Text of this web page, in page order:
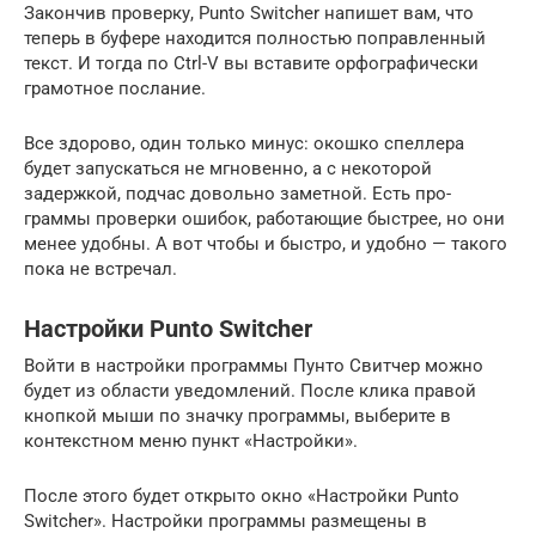
Закончив проверку, Punto Switcher напишет вам, что
теперь в буфере находится полностью поправленный
текст. И тогда по Ctrl-V вы вставите орфографически
грамотное послание.
Все здорово, один только минус: окошко спел­лера
будет запускаться не мгновенно, а с некоторой
задержкой, подчас довольно заметной. Есть про­
граммы проверки ошибок, работающие быстрее, но они
менее удобны. А вот чтобы и быстро, и удобно — такого
пока не встречал.
Настройки Punto Switcher
Войти в настройки программы Пунто Свитчер можно
будет из области уведомлений. После клика правой
кнопкой мыши по значку программы, выберите в
контекстном меню пункт «Настройки».
После этого будет открыто окно «Настройки Punto
Switcher». Настройки программы размещены в